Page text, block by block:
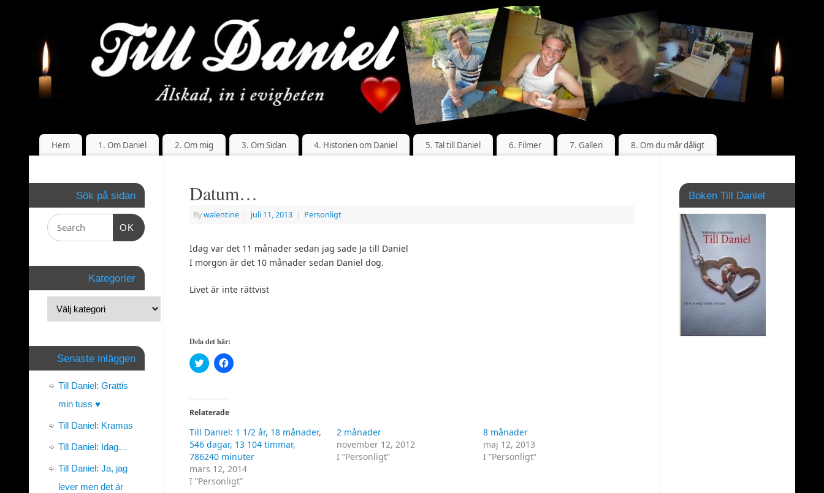
Hem 1. Om Daniel 2. Om mig 3. Om Sidan 4. Historien om Daniel 5. Tal till Daniel 6. Filmer 7. Galleri 8. Om du mår dåligt
Datum…
Bywalentine | juli 11, 2013 | Personligt
Idag var det 11 månader sedan jag sade Ja till Daniel
I morgon är det 10 månader sedan Daniel dog.
Livet är inte rättvist
Dela det här:
Klicka
för
Twitter
(Öppnas
i
nytt
fönster)
Klicka
för
nytt
fönster)
Relaterade
Till Daniel: 1 1/2 år, 18 månader,
546 dagar, 13 104 timmar,
786240 minuter
mars 12, 2014
I ”Personligt”
2 månader
november 12, 2012
I ”Personligt”
8 månader
maj 12, 2013
I ”Personligt”
Sök på sidan
OK
Kategorier
Senaste inläggen
Till Daniel: Grattis
min tuss ♥
Till Daniel: Kramas
Till Daniel: Idag…
Till Daniel: Ja, jag
lever men det är
Boken Till Daniel